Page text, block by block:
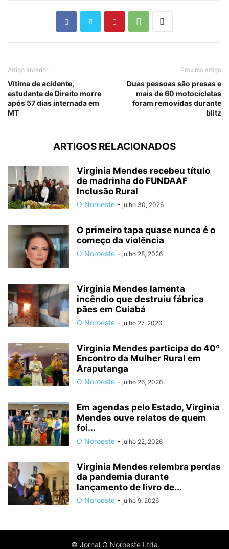
Artigo anterior
Vítima de acidente,
estudante de Direito morre
após 57 dias internada em
MT
Próximo artigo
Duas pessoas são presas e
mais de 60 motocicletas
foram removidas durante
blitz
ARTIGOS RELACIONADOS
Virginia Mendes recebeu título
de madrinha do FUNDAAF
Inclusão Rural
O Noroeste - julho 30, 2026
O primeiro tapa quase nunca é o
começo da violência
O Noroeste - julho 28, 2026
Virginia Mendes lamenta
incêndio que destruiu fábrica
pães em Cuiabá
O Noroeste - julho 27, 2026
Virginia Mendes participa do 40º
Encontro da Mulher Rural em
Araputanga
O Noroeste - julho 26, 2026
Em agendas pelo Estado, Virginia
Mendes ouve relatos de quem
foi...
O Noroeste - julho 22, 2026
Virginia Mendes relembra perdas
da pandemia durante
lançamento de livro de...
O Noroeste - julho 9, 2026
© Jornal O Noroeste Ltda